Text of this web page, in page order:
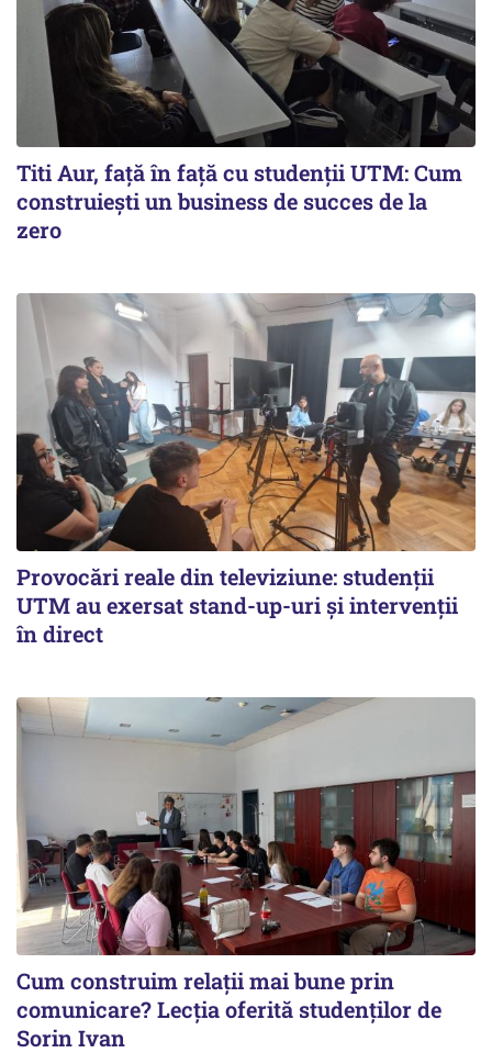
Titi Aur, față în față cu studenții UTM: Cum
construiești un business de succes de la
zero
Provocări reale din televiziune: studenții
UTM au exersat stand-up-uri și intervenții
în direct
Cum construim relații mai bune prin
comunicare? Lecția oferită studenților de
Sorin Ivan